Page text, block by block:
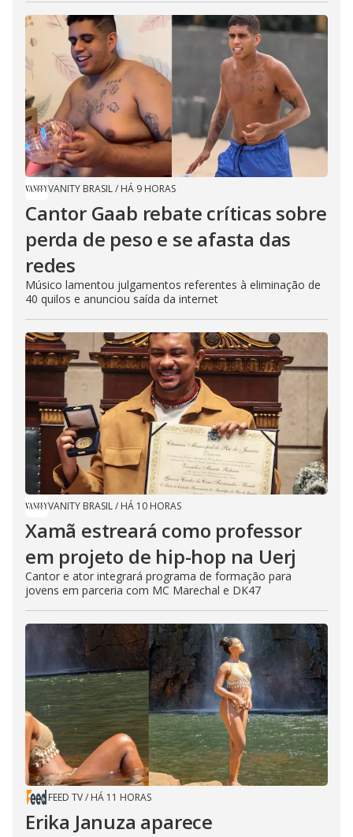
VANITY BRASIL/ HÁ 9 HORAS
Cantor Gaab rebate críticas sobre
perda de peso e se afasta das
redes
Músico lamentou julgamentos referentes à eliminação de
40 quilos e anunciou saída da internet
VANITY BRASIL/ HÁ 10 HORAS
Xamã estreará como professor
em projeto de hip-hop na Uerj
Cantor e ator integrará programa de formação para
jovens em parceria com MC Marechal e DK47
FEED TV/ HÁ 11 HORAS
Erika Januza aparece